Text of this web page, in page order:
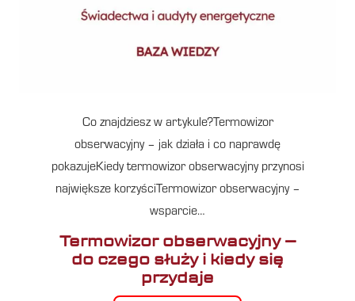
Co znajdziesz w artykule?Termowizor
obserwacyjny – jak działa i co naprawdę
pokazujeKiedy termowizor obserwacyjny przynosi
największe korzyściTermowizor obserwacyjny –
wsparcie…
Termowizor obserwacyjny –
do czego służy i kiedy się
przydaje